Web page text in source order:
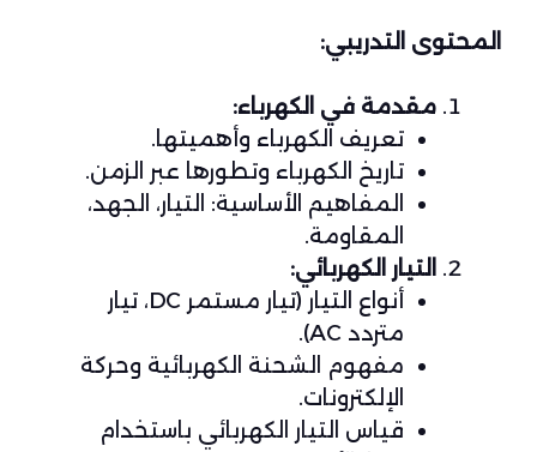
المحتوى التدريبي:
مقدمة في الكهرباء:
تعريف الكهرباء وأهميتها.
تاريخ الكهرباء وتطورها عبر الزمن.
المفاهيم الأساسية: التيار، الجهد،
المقاومة.
التيار الكهربائي:
أنواع التيار (تيار مستمر DC، تيار
متردد AC).
مفهوم الشحنة الكهربائية وحركة
الإلكترونات.
قياس التيار الكهربائي باستخدام